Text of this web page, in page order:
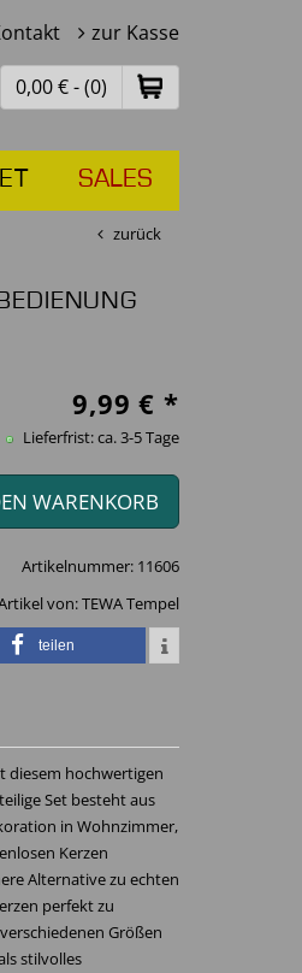
zur Kasse
0,00 € - (0)
SALES
zurück
9,99 € *
Lieferfrist: ca. 3-5 Tage
WARENKORB
Artikelnummer: 11606
von:TEWA Tempel
teilen
diesem hochwertigen
Set besteht aus
in Wohnzimmer,
Kerzen
Alternative zu echten
perfekt zu
Größen
stilvolles